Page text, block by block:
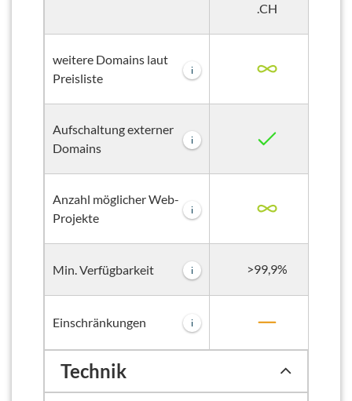
.CH
weitere Domains laut
Preisliste
i
Aufschaltung externer
Domains
i
Anzahl möglicher Web-
Projekte
i
Min. Verfügbarkeit i >99,9%
Einschränkungen i
Technik